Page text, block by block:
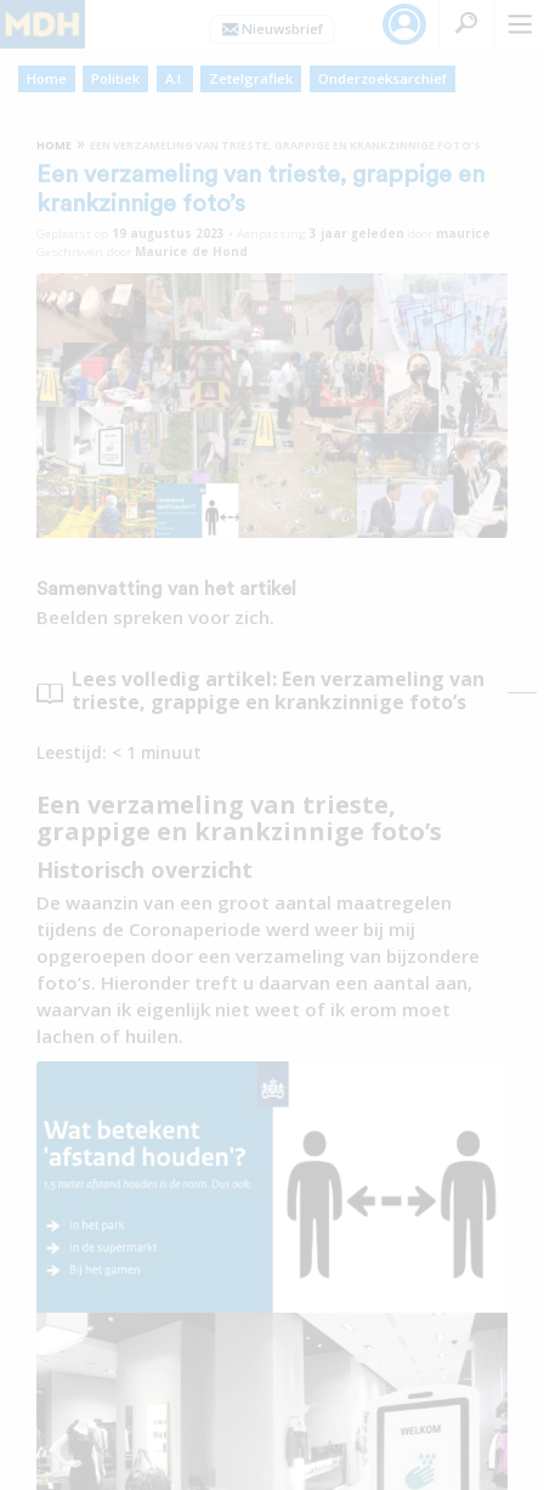
Home Politiek A.I. Zetelgrafiek Onderzoeksarchief
HOME »
Een verzameling van trieste, grappige en
krankzinnige foto’s
19 augustus 2023 3 jaar geleden
maurice
Maurice de Hond
Samenvatting van het artikel
Beelden spreken voor zich.
Lees volledig artikel: Een verzameling van
trieste, grappige en krankzinnige foto’s
Leestijd: < 1 minuut
Een verzameling van trieste,
grappige en krankzinnige foto’s
Historisch overzicht
De waanzin van een groot aantal maatregelen
tijdens de Coronaperiode werd weer bij mij
opgeroepen door een verzameling van bijzondere
foto’s. Hieronder treft u daarvan een aantal aan,
waarvan ik eigenlijk niet weet of ik erom moet
lachen of huilen.